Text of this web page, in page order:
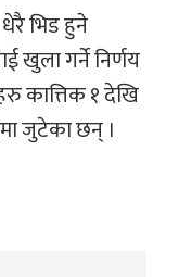
धेरै भिड हुने
खुला गर्ने निर्णय
कात्तिक १ देखि
जुटेका छन् ।